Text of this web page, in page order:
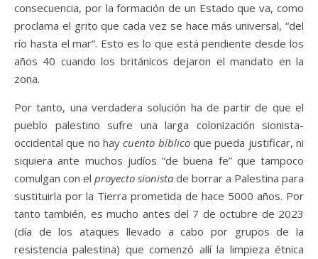
consecuencia, por la formación de un Estado que va, como
proclama el grito que cada vez se hace más universal, “del
río hasta el mar”. Esto es lo que está pendiente desde los
años 40 cuando los británicos dejaron el mandato en la
zona.
Por tanto, una verdadera solución ha de partir de que el
pueblo palestino sufre una larga colonización sionista-
occidental que no haycuento bíblicoque pueda justificar, ni
siquiera ante muchos judíos “de buena fe” que tampoco
comulgan con el proyecto sionista de borrar a Palestina para
sustituirla por la Tierra prometida de hace 5000 años. Por
tanto también, es mucho antes del 7 de octubre de 2023
(día de los ataques llevado a cabo por grupos de la
resistencia palestina) que comenzó allí la limpieza étnica